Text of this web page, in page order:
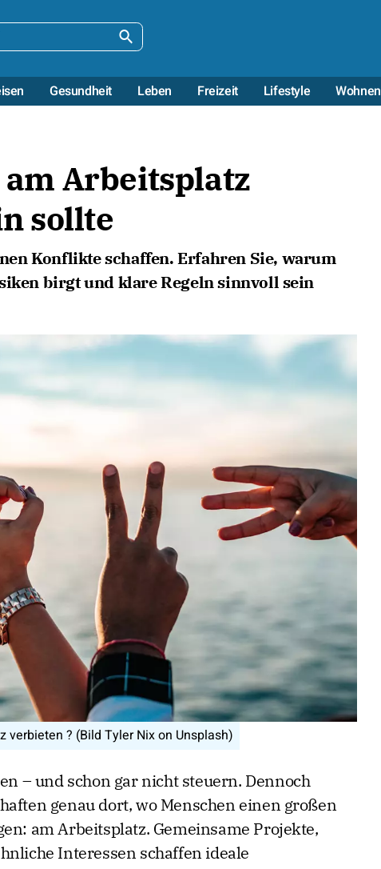
Gesundheit Leben Freizeit Lifestyle Wohnen
am Arbeitsplatz
sollte
Konflikte schaffen. Erfahren Sie, warum
birgt und klare Regeln sinnvoll sein
verbieten ? (Bild Tyler Nix on Unsplash)
– und schon gar nicht steuern. Dennoch
genau dort, wo Menschen einen großen
am Arbeitsplatz. Gemeinsame Projekte,
Interessen schaffen ideale